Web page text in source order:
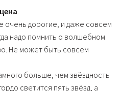
цена.
очень дорогие, и даже совсем
надо помнить о волшебном
Не может быть совсем
больше, чем звёздность
светится пять звёзд, а